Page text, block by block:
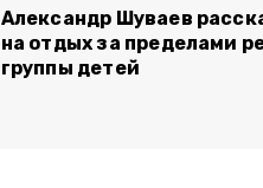
Александр Шуваев
на отдых за пределами
группы детей